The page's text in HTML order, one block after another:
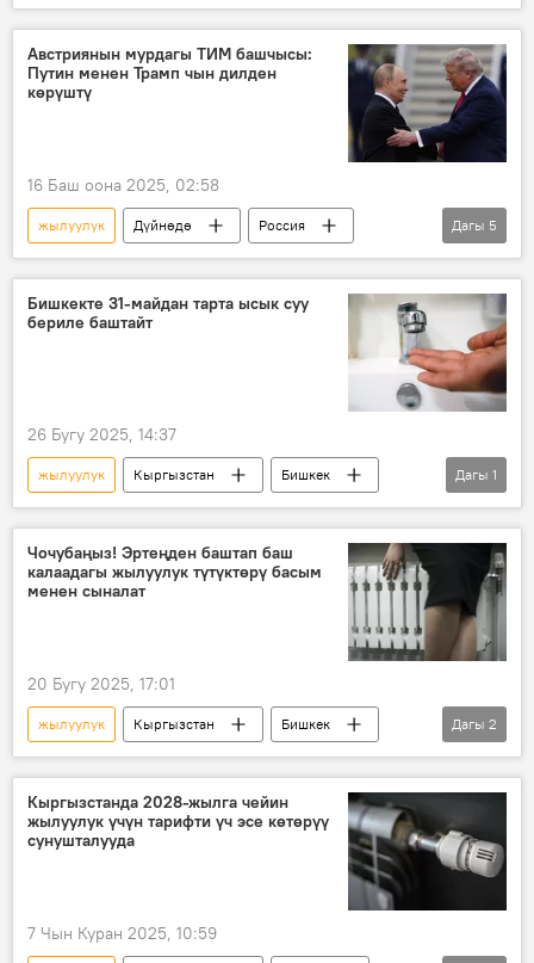
сентябрь
жамгыр
Австриянын мурдагы ТИМ башчысы:
Путин менен Трамп чын дилден
көрүштү
16 Баш оона 2025, 02:58
жылуулук Дүйнөдө
Россия
АКШ
Владимир Путин
Дональд Трамп
Аляска
жолугушуу
Дагы 5
Бишкекте 31-майдан тарта ысык суу
бериле баштайт
26 Бугу 2025, 14:37
жылуулук Кыргызстан
Бишкек
ысык суу
Дагы 1
Чочубаңыз! Эртеңден баштап баш
калаадагы жылуулук түтүктөрү басым
менен сыналат
20 Бугу 2025, 17:01
жылуулук Кыргызстан
Бишкек
түтүк
сыноо
Дагы 2
Кыргызстанда 2028-жылга чейин
жылуулук үчүн тарифти үч эсе көтөрүү
сунушталууда
7 Чын Куран 2025, 10:59